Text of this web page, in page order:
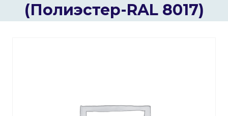
(Полиэстер-RAL 8017)